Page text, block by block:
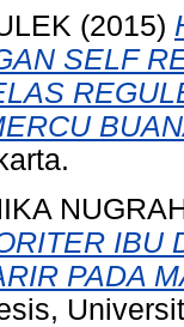
(2015)
SELF
IBU
PADA